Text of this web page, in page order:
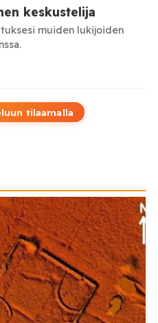
keskustelija
muiden lukijoiden
tilaamalla